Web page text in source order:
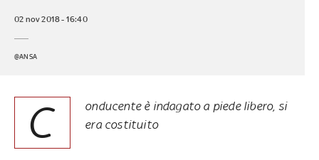
02 nov 2018 - 16:40
@ANSA
C
onducente è indagato a piede libero, si
era costituito